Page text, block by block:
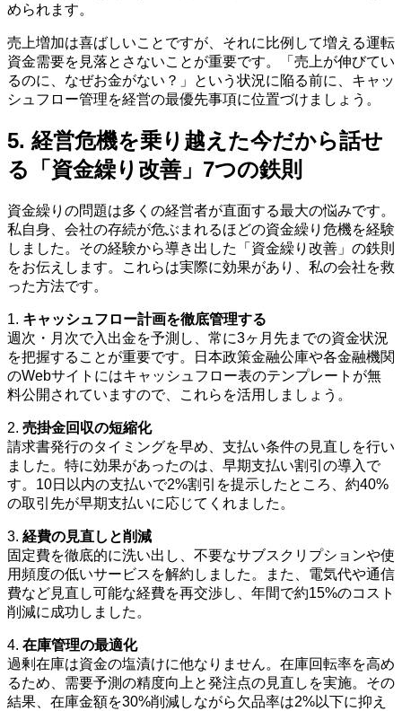
められます。
売上増加は喜ばしいことですが、それに比例して増える運転
資金需要を見落とさないことが重要です。「売上が伸びてい
るのに、なぜお金がない？」という状況に陥る前に、キャッ
シュフロー管理を経営の最優先事項に位置づけましょう。
5. 経営危機を乗り越えた今だから話せ
る「資金繰り改善」7つの鉄則
資金繰りの問題は多くの経営者が直面する最大の悩みです。
私自身、会社の存続が危ぶまれるほどの資金繰り危機を経験
しました。その経験から導き出した「資金繰り改善」の鉄則
をお伝えします。これらは実際に効果があり、私の会社を救
った方法です。
1. キャッシュフロー計画を徹底管理する
週次・月次で入出金を予測し、常に3ヶ月先までの資金状況
を把握することが重要です。日本政策金融公庫や各金融機関
のWebサイトにはキャッシュフロー表のテンプレートが無
料公開されていますので、これらを活用しましょう。
2. 売掛金回収の短縮化
請求書発行のタイミングを早め、支払い条件の見直しを行い
ました。特に効果があったのは、早期支払い割引の導入で
す。10日以内の支払いで2%割引を提示したところ、約40%
の取引先が早期支払いに応じてくれました。
3. 経費の見直しと削減
固定費を徹底的に洗い出し、不要なサブスクリプションや使
用頻度の低いサービスを解約しました。また、電気代や通信
費など見直し可能な経費を再交渉し、年間で約15%のコスト
削減に成功しました。
4. 在庫管理の最適化
過剰在庫は資金の塩漬けに他なりません。在庫回転率を高め
るため、需要予測の精度向上と発注点の見直しを実施。その
結果、在庫金額を30%削減しながら欠品率は2%以下に抑え